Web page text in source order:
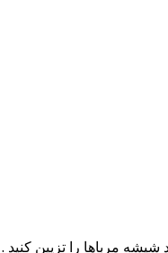
مرباها را تزیین کنید